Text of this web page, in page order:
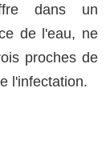
dans un
de l'eau, ne
proches de
l'infectation.